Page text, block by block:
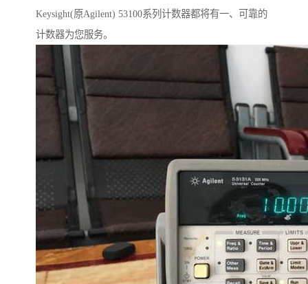
Keysight(原Agilent) 53100系列计数器都将有一、可靠的
计数器为您服务。